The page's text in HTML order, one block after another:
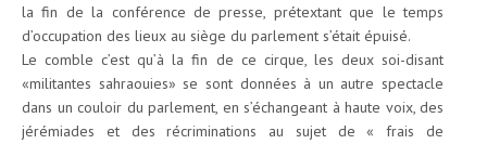
la fin de la conférence de presse, prétextant que le temps
d’occupation des lieux au siège du parlement s’était épuisé.
Le comble c’est qu’à la fin de ce cirque, les deux soi-disant
«militantes sahraouies» se sont données à un autre spectacle
dans un couloir du parlement, en s’échangeant à haute voix, des
jérémiades et des récriminations au sujet de « frais de